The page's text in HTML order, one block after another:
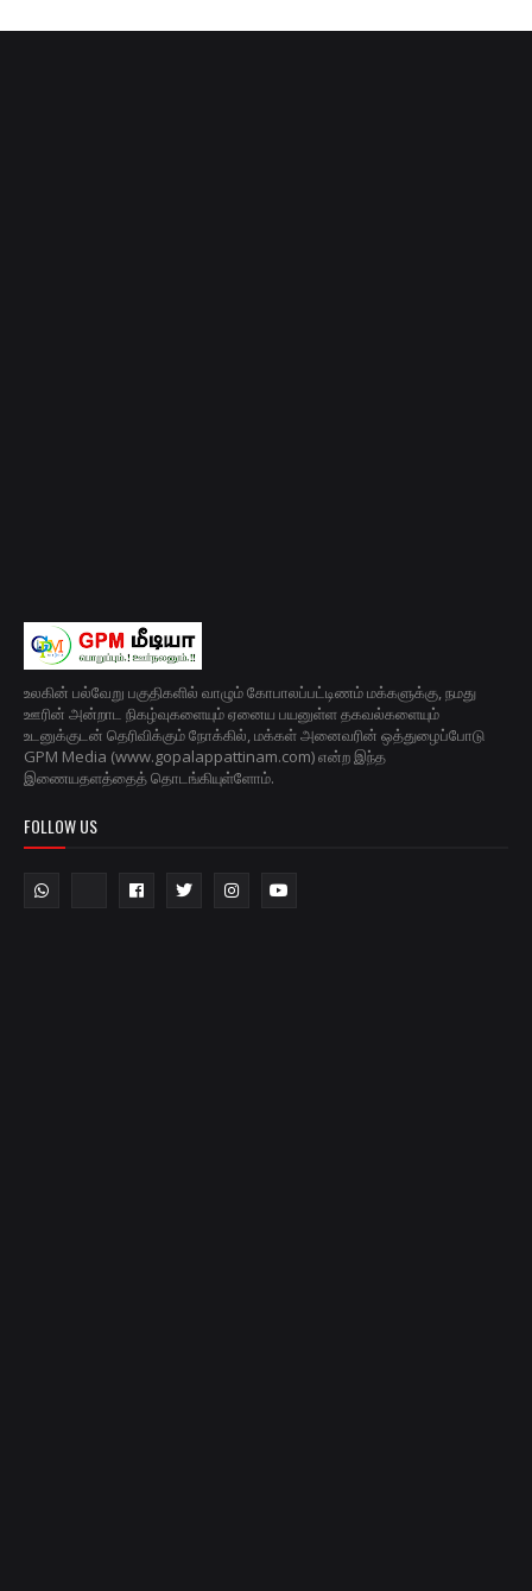
உலகின் பல்வேறு பகுதிகளில் வாழும் கோபாலப்பட்டிணம் மக்களுக்கு, நமது
ஊரின் அன்றாட நிகழ்வுகளையும் ஏனைய பயனுள்ள தகவல்களையும்
உடனுக்குடன் தெரிவிக்கும் நோக்கில், மக்கள் அனைவரின் ஒத்துழைப்போடு
GPM Media (www.gopalappattinam.com) என்ற இந்த
இணையதளத்தைத் தொடங்கியுள்ளோம்.
FOLLOW US